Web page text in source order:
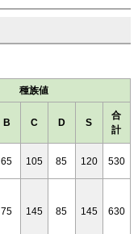
種族値
B C D S
合
計
65 105 85 120 530
75 145 85 145 630